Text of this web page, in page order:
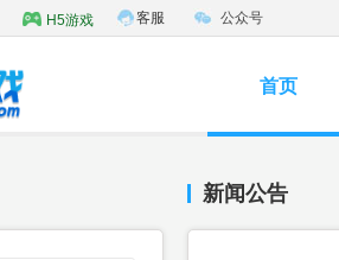
H5游戏 客服 公众号
首页
新闻公告